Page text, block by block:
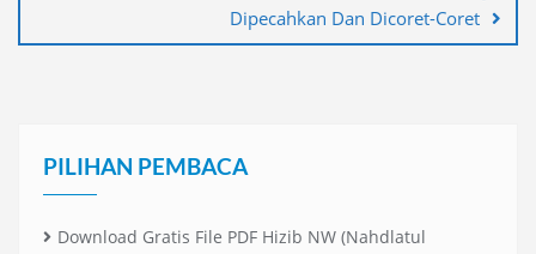
Dipecahkan Dan Dicoret-Coret
PILIHAN PEMBACA
Download Gratis File PDF Hizib NW (Nahdlatul